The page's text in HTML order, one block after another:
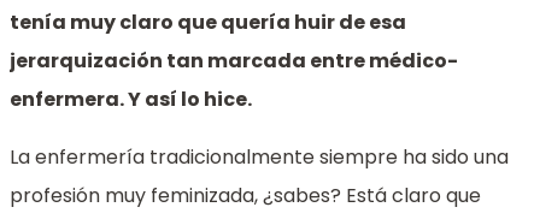
tenía muy claro que quería huir de esa
jerarquización tan marcada entre médico-
enfermera. Y así lo hice.
La enfermería tradicionalmente siempre ha sido una
profesión muy feminizada, ¿sabes? Está claro que